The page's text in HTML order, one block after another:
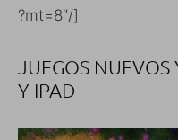
?mt=8″/]
JUEGOS
Y IPAD